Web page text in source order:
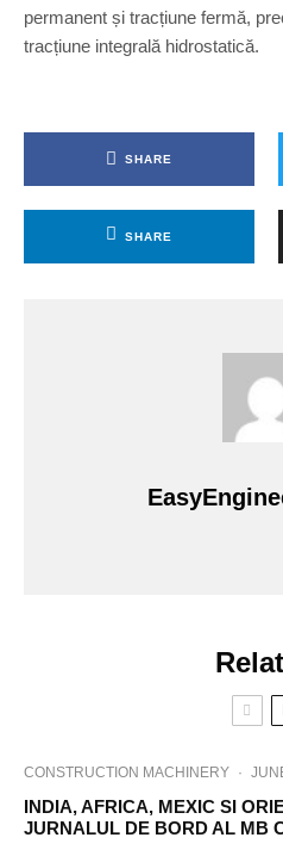
permanent și tracțiune fermă,
tracțiune integrală hidrostatică.
SHARE
SHARE
CONSTRUCTION MACHINERY ·
INDIA, AFRICA, MEXIC SI
JURNALUL DE BORD AL MB